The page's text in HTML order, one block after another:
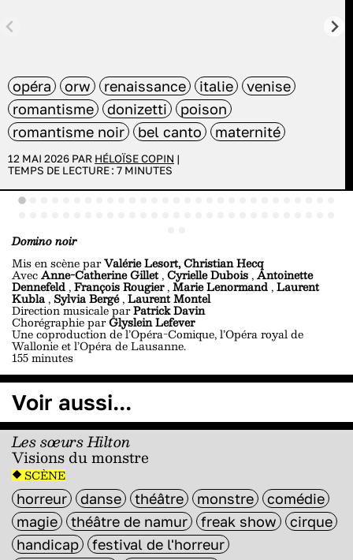
opéra orw renaissance italie
venise
romantisme
donizetti
poison
romantisme noir
bel canto maternité
12 MAI 2026 PAR HÉLOÏSE COPIN |
TEMPS DE LECTURE : 7 MINUTES
Domino noir
Mis en scène parValérie Lesort, Christian Hecq
AvecAnne-Catherine Gillet,Cyrielle Dubois,Antoinette
Dennefeld,François Rougier,Marie Lenormand,Laurent
Kubla,Sylvia Bergé,Laurent Montel
Direction musicale parPatrick Davin
Chorégraphie parGlyslein Lefever
Une coproduction de l’Opéra-Comique, l’Opéra royal de
Wallonie et l’Opéra de Lausanne.
155 minutes
Voir aussi...
Les sœurs Hilton
Visions du monstre
SCÈNE
horreur danse théâtre monstre
comédie
magie
théâtre de namur freak show
cirque
handicap
festival de l'horreur